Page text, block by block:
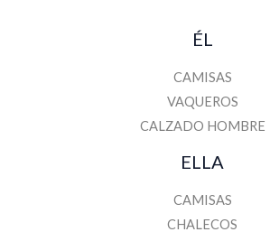
ÉL
CAMISAS
VAQUEROS
CALZADO HOMBRE
ELLA
CAMISAS
CHALECOS